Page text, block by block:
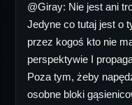
@Giray: Nie jest ani
Jedyne co tutaj jest o
przez kogoś kto nie
perspektywie I
Poza tym, żeby
osobne bloki